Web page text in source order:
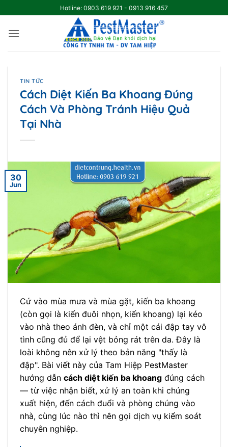
to
content
Hotline: 0903 619 921 - 0913 916 457
TIN TỨC
Cách Diệt Kiến Ba Khoang Đúng
Cách Và Phòng Tránh Hiệu Quả
Tại Nhà
30
Jun
Cứ vào mùa mưa và mùa gặt, kiến ba khoang
(còn gọi là kiến đuôi nhọn, kiến khoang) lại kéo
vào nhà theo ánh đèn, và chỉ một cái đập tay vô
tình cũng đủ để lại vệt bỏng rát trên da. Đây là
loài không nên xử lý theo bản năng "thấy là
đập". Bài viết này của Tam Hiệp PestMaster
hướng dẫn cách diệt kiến ba khoang đúng cách
— từ việc nhận biết, xử lý an toàn khi chúng
xuất hiện, đến cách đuổi và phòng chúng vào
nhà, cùng lúc nào thì nên gọi dịch vụ kiểm soát
chuyên nghiệp.